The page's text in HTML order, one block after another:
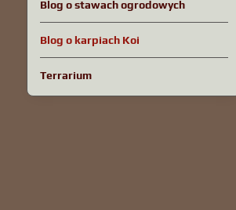
Blog o stawach ogrodowych
Blog o karpiach Koi
Terrarium